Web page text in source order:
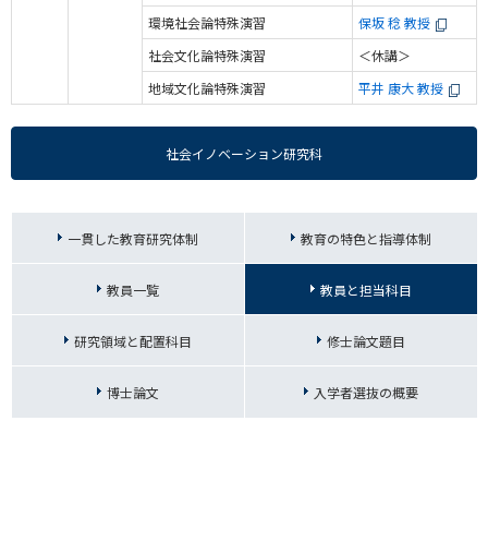
環境社会論特殊演習
保坂 稔 教授
社会文化論特殊演習
＜休講＞
地域文化論特殊演習
平井 康大 教授
社会イノベーション研究科
一貫した教育研究体制 教育の特色と指導体制
教員一覧 教員と担当科目
研究領域と配置科目 修士論文題目
博士論文 入学者選抜の概要